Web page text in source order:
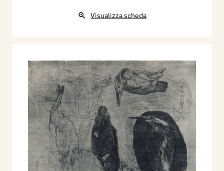
Visualizza scheda